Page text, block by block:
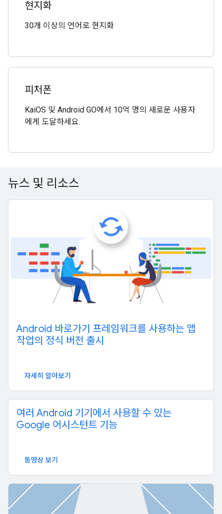
현지화
30개 이상의 언어로 현지화
피처폰
KaiOS 및 Android GO에서 10억 명의 새로운 사용자
에게 도달하세요.
뉴스 및 리소스
Android 바로가기 프레임워크를 사용하는 앱
작업의 정식 버전 출시
자세히 알아보기
여러 Android 기기에서 사용할 수 있는
Google 어시스턴트 기능
동영상 보기